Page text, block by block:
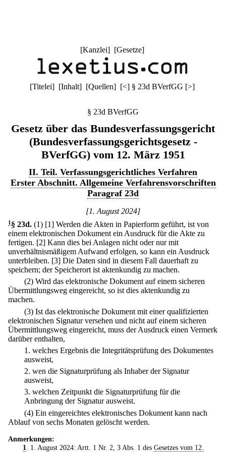
[Kanzlei] [Gesetze]
[Titelei] [Inhalt] [Quellen] [<] § 23d BVerfGG [>]
§ 23d BVerfGG
Gesetz über das Bundesverfassungsgericht
(Bundesverfassungsgerichtsgesetz -
BVerfGG) vom 12. März 1951
II. Teil. Verfassungsgerichtliches Verfahren
Erster Abschnitt. Allgemeine Verfahrensvorschriften
Paragraf 23d
[1. August 2024]
1 § 23d. (1) [1] Werden die Akten in Papierform geführt, ist von
einem elektronischen Dokument ein Ausdruck für die Akte zu
fertigen. [2] Kann dies bei Anlagen nicht oder nur mit
unverhältnismäßigem Aufwand erfolgen, so kann ein Ausdruck
unterbleiben. [3] Die Daten sind in diesem Fall dauerhaft zu
speichern; der Speicherort ist aktenkundig zu machen.
(2) Wird das elektronische Dokument auf einem sicheren
Übermittlungsweg eingereicht, so ist dies aktenkundig zu
machen.
(3) Ist das elektronische Dokument mit einer qualifizierten
elektronischen Signatur versehen und nicht auf einem sicheren
Übermittlungsweg eingereicht, muss der Ausdruck einen Vermerk
darüber enthalten,
1. welches Ergebnis die Integritätsprüfung des Dokumentes
ausweist,
2. wen die Signaturprüfung als Inhaber der Signatur
ausweist,
3. welchen Zeitpunkt die Signaturprüfung für die
Anbringung der Signatur ausweist.
(4) Ein eingereichtes elektronisches Dokument kann nach
Ablauf von sechs Monaten gelöscht werden.
Anmerkungen:
1
. 1. August 2024: Artt. 1 Nr. 2, 3 Abs. 1 des Gesetzes vom 12.